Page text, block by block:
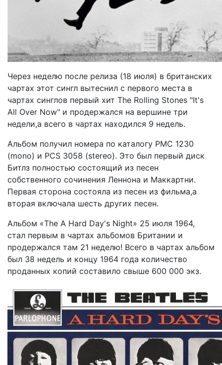
Через неделю после релиза (18 июля) в британских
чартах этот сингл вытеснил с первого места в
чартах синглов первый хит The Rolling Stones "It's
All Over Now" и продержался на вершине три
недели,а всего в чартах находился 9 недель.
Альбом получил номера по каталогу PMC 1230
(mono) и PCS 3058 (stereo). Это был первый диск
Битлз полностью состоящий из песен
собственного сочинения Леннона и Маккартни.
Первая сторона состояла из песен из фильма,а
вторая включала шесть других песен.
Альбом «The A Hard Day's Night» 25 июля 1964,
стал первым в чартах альбомов Британии и
продержался там 21 неделю! Всего в чартах альбом
был 38 недель и концу 1964 года количество
проданных копий составило свыше 600 000 экз.